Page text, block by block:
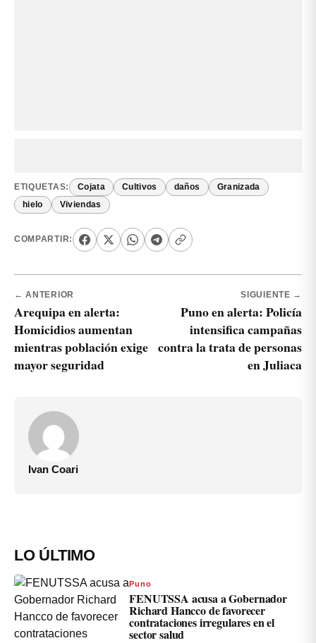
ETIQUETAS: Cojata Cultivos daños Granizada
hielo Viviendas
COMPARTIR:
← ANTERIOR
Arequipa en alerta:
Homicidios aumentan
mientras población exige
mayor seguridad
SIGUIENTE →
Puno en alerta: Policía
intensifica campañas
contra la trata de personas
en Juliaca
Ivan Coari
LO ÚLTIMO
Puno
FENUTSSA acusa a Gobernador
Richard Hancco de favorecer
contrataciones irregulares en el
sector salud